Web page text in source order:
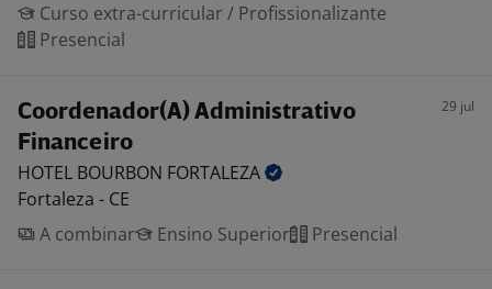
Curso extra-curricular / Profissionalizante
Presencial
Coordenador(A) Administrativo
Financeiro
29 jul
HOTEL BOURBON FORTALEZA
Fortaleza - CE
A combinar
Ensino Superior Presencial